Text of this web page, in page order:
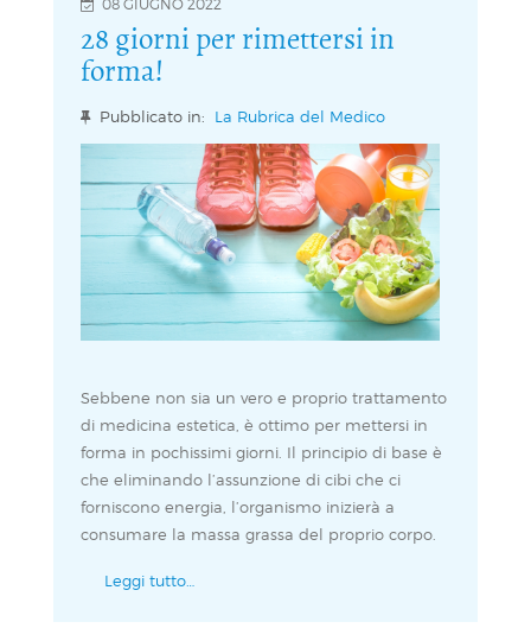
08 GIUGNO 2022
28 giorni per rimettersi in
forma!
Pubblicato in: La Rubrica del Medico
Sebbene non sia un vero e proprio trattamento
di medicina estetica, è ottimo per mettersi in
forma in pochissimi giorni. Il principio di base è
che eliminando l’assunzione di cibi che ci
forniscono energia, l’organismo inizierà a
consumare la massa grassa del proprio corpo.
Leggi tutto…